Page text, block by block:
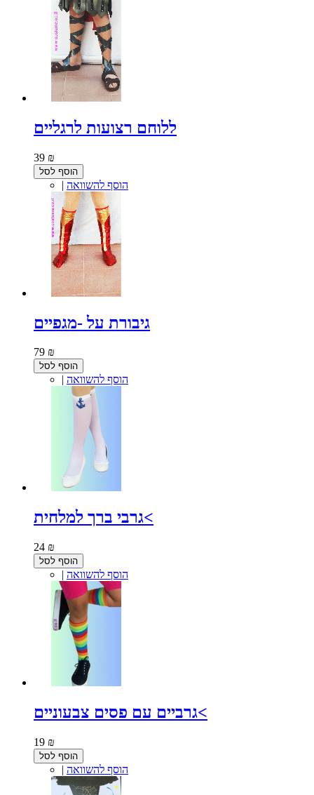
ללוחם רצועות לרגליים
39 ₪
הוסף לסל
| הוסף להשוואה
גיבורת על -מגפיים
79 ₪
הוסף לסל
| הוסף להשוואה
גרבי ברך למלחית<
24 ₪
הוסף לסל
| הוסף להשוואה
גרביים עם פסים צבעוניים<
19 ₪
הוסף לסל
| הוסף להשוואה